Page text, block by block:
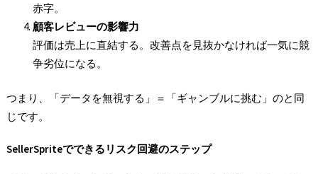
赤字。
顧客レビューの影響力
評価は売上に直結する。改善点を見抜かなければ一気に競
争劣位になる。
つまり、「データを無視する」＝「ギャンブルに挑む」のと同
じです。
SellerSpriteでできるリスク回避のステップ